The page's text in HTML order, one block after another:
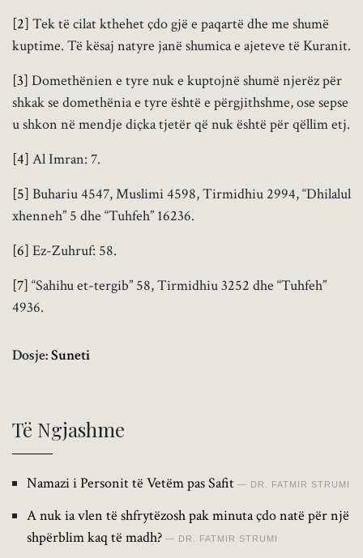
[2] Tek të cilat kthehet çdo gjë e paqartë dhe me shumë
kuptime. Të kësaj natyre janë shumica e ajeteve të Kuranit.
[3] Domethënien e tyre nuk e kuptojnë shumë njerëz për
shkak se domethënia e tyre është e përgjithshme, ose sepse
u shkon në mendje diçka tjetër që nuk është për qëllim etj.
[4] Al Imran: 7.
[5] Buhariu 4547, Muslimi 4598, Tirmidhiu 2994, “Dhilalul
xhenneh” 5 dhe “Tuhfeh” 16236.
[6] Ez-Zuhruf: 58.
[7] “Sahihu et-tergib” 58, Tirmidhiu 3252 dhe “Tuhfeh”
4936.
Dosje:Suneti
Të Ngjashme
Namazi i Personit të Vetëm pas Safit DR. FATMIR STRUMI
A nuk ia vlen të shfrytëzosh pak minuta çdo natë për një
shpërblim kaq të madh?
DR. FATMIR STRUMI